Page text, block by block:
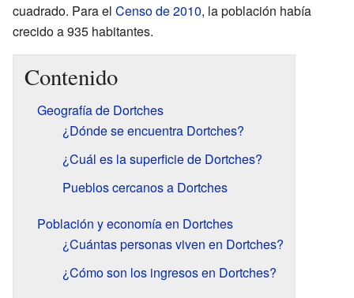
cuadrado. Para el Censo de 2010, la población había
crecido a 935 habitantes.
Contenido
Geografía de Dortches
¿Dónde se encuentra Dortches?
¿Cuál es la superficie de Dortches?
Pueblos cercanos a Dortches
Población y economía en Dortches
¿Cuántas personas viven en Dortches?
¿Cómo son los ingresos en Dortches?